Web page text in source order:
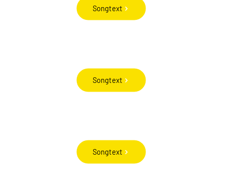
Songtext
Songtext
Songtext